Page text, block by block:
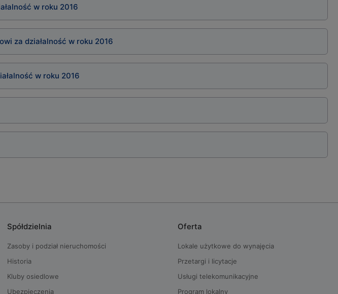
w roku 2016
za działalność w roku 2016
w roku 2016
Spółdzielnia
Zasoby i podział nieruchomości
Historia
Kluby osiedlowe
Ubezpieczenia
Oferta
Lokale użytkowe do wynajęcia
Przetargi i licytacje
Usługi telekomunikacyjne
Program lokalny